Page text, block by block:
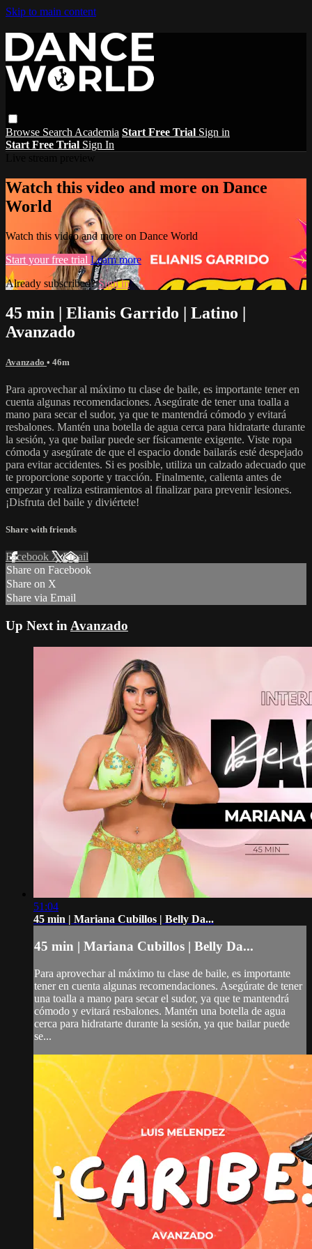
Skip to main content
Browse Search Academia Start Free Trial Sign in
Start Free Trial Sign In
Watch this video and more on Dance
World
Watch this video and more on Dance World
Start your free trial Learn more
Already subscribed?Sign in
45 min | Elianis Garrido | Latino |
Avanzado
Avanzado • 46m
Para aprovechar al máximo tu clase de baile, es importante tener en
cuenta algunas recomendaciones. Asegúrate de tener una toalla a
mano para secar el sudor, ya que te mantendrá cómodo y evitará
resbalones. Mantén una botella de agua cerca para hidratarte durante
la sesión, ya que bailar puede ser físicamente exigente. Viste ropa
cómoda y asegúrate de que el espacio donde bailarás esté despejado
para evitar accidentes. Si es posible, utiliza un calzado adecuado que
te proporcione soporte y tracción. Finalmente, calienta antes de
empezar y realiza estiramientos al finalizar para prevenir lesiones.
¡Disfruta del baile y diviértete!
Share with friends
Facebook XEmail
Share on Facebook
Share on X
Share via Email
Up Next in Avanzado
51:04
45 min | Mariana Cubillos | Belly Da...
45 min | Mariana Cubillos | Belly Da...
Para aprovechar al máximo tu clase de baile, es importante
tener en cuenta algunas recomendaciones. Asegúrate de tener
una toalla a mano para secar el sudor, ya que te mantendrá
cómodo y evitará resbalones. Mantén una botella de agua
cerca para hidratarte durante la sesión, ya que bailar puede
se...